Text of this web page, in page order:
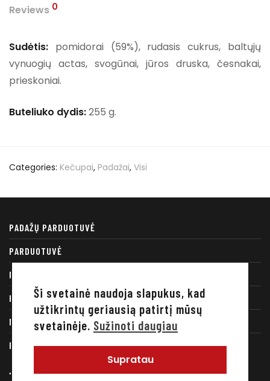
Ši svetainė naudoja slapukus, kad
užtikrintų geriausią patirtį mūsų
svetainėje. Sužinoti daugiau
Supratau
Reviews 0
Sudėtis: pomidorai (59%), rudasis cukrus, baltųjų
vynuogių actas, svogūnai, jūros druska, česnakai,
prieskoniai.
Buteliuko dydis:255 g.
Categories: Kečupai, Padažai, Visi
PADAŽŲ PARDUOTUVĖ
PARDUOTUVĖ
RECEPTAI
KONTAKTAI
MANO PASKYRA
PRIVATUMO POLITIKA